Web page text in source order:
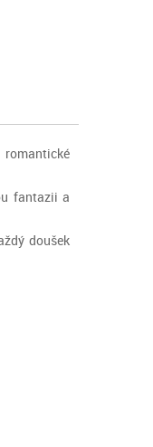
romantické
fantazii a
doušek